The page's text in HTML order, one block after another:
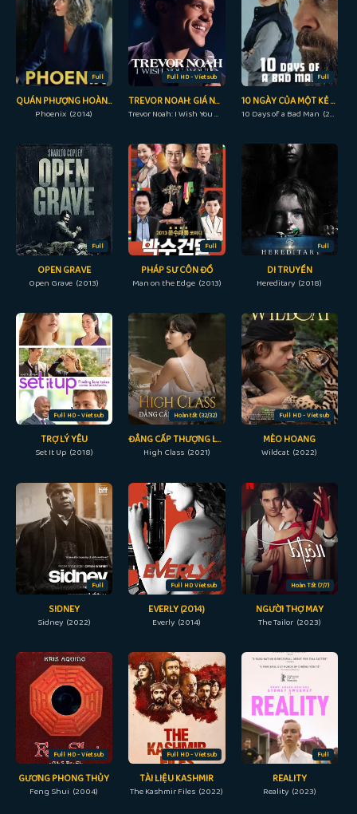
Full
QUÁN PHƯỢNG HOÀNG
Phoenix (2014)
Full HD - Vietsub
TREVOR NOAH: GIÁ NHƯ BẠN…
Trevor Noah: I Wish You Would (2022)
Full
10 NGÀY CỦA MỘT KẺ XẤU
10 Days of a Bad Man (2023)
Full
OPEN GRAVE
Open Grave (2013)
Full
PHÁP SƯ CÔN ĐỒ
Man on the Edge (2013)
Full
DI TRUYỀN
Hereditary (2018)
Full HD - Vietsub
TRỢ LÝ YÊU
Set It Up (2018)
Hoàn tất (32/32)
ĐẲNG CẤP THƯỢNG LƯU
High Class (2021)
Full HD - Vietsub
MÈO HOANG
Wildcat (2022)
Full
SIDNEY
Sidney (2022)
Full HD Vietsub
EVERLY (2014)
Everly (2014)
Hoàn Tất (7/7)
NGƯỜI THỢ MAY
The Tailor (2023)
Full HD - Vietsub
GƯƠNG PHONG THỦY
Feng Shui (2004)
Full HD - Vietsub
TÀI LIỆU KASHMIR
The Kashmir Files (2022)
Full
REALITY
Reality (2023)